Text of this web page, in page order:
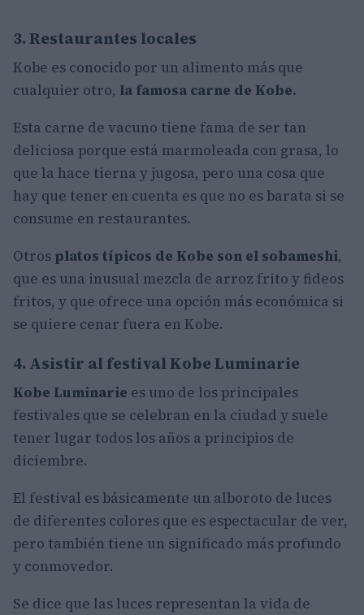
3. Restaurantes locales
Kobe es conocido por un alimento más que
cualquier otro, la famosa carne de Kobe.
Esta carne de vacuno tiene fama de ser tan
deliciosa porque está marmoleada con grasa, lo
que la hace tierna y jugosa, pero una cosa que
hay que tener en cuenta es que no es barata si se
consume en restaurantes.
Otros platos típicos de Kobe son el sobameshi,
que es una inusual mezcla de arroz frito y fideos
fritos, y que ofrece una opción más económica si
se quiere cenar fuera en Kobe.
4. Asistir al festival Kobe Luminarie
Kobe Luminarie es uno de los principales
festivales que se celebran en la ciudad y suele
tener lugar todos los años a principios de
diciembre.
El festival es básicamente un alboroto de luces
de diferentes colores que es espectacular de ver,
pero también tiene un significado más profundo
y conmovedor.
Se dice que las luces representan la vida de